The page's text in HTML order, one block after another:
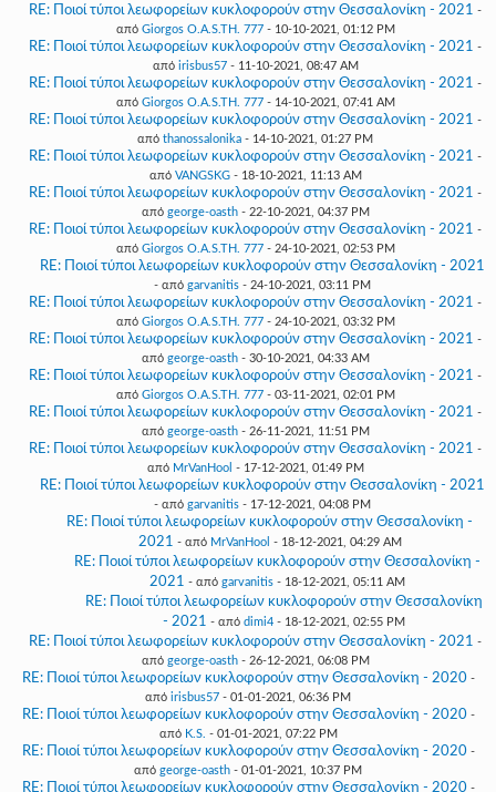
RE: Ποιοί τύποι λεωφορείων κυκλοφορούν στην Θεσσαλονίκη - 2021 -
από Giorgos O.A.S.TH. 777- 10-10-2021, 01:12 PM
RE: Ποιοί τύποι λεωφορείων κυκλοφορούν στην Θεσσαλονίκη - 2021 -
από irisbus57- 11-10-2021, 08:47 AM
RE: Ποιοί τύποι λεωφορείων κυκλοφορούν στην Θεσσαλονίκη - 2021 -
από Giorgos O.A.S.TH. 777- 14-10-2021, 07:41 AM
RE: Ποιοί τύποι λεωφορείων κυκλοφορούν στην Θεσσαλονίκη - 2021 -
από thanossalonika - 14-10-2021, 01:27 PM
RE: Ποιοί τύποι λεωφορείων κυκλοφορούν στην Θεσσαλονίκη - 2021 -
από VANGSKG- 18-10-2021, 11:13 AM
RE: Ποιοί τύποι λεωφορείων κυκλοφορούν στην Θεσσαλονίκη - 2021 -
από george-oasth- 22-10-2021, 04:37 PM
RE: Ποιοί τύποι λεωφορείων κυκλοφορούν στην Θεσσαλονίκη - 2021 -
από Giorgos O.A.S.TH. 777- 24-10-2021, 02:53 PM
RE: Ποιοί τύποι λεωφορείων κυκλοφορούν στην Θεσσαλονίκη - 2021
- από garvanitis - 24-10-2021, 03:11 PM
RE: Ποιοί τύποι λεωφορείων κυκλοφορούν στην Θεσσαλονίκη - 2021 -
από Giorgos O.A.S.TH. 777- 24-10-2021, 03:32 PM
RE: Ποιοί τύποι λεωφορείων κυκλοφορούν στην Θεσσαλονίκη - 2021 -
από george-oasth- 30-10-2021, 04:33 AM
RE: Ποιοί τύποι λεωφορείων κυκλοφορούν στην Θεσσαλονίκη - 2021 -
από Giorgos O.A.S.TH. 777- 03-11-2021, 02:01 PM
RE: Ποιοί τύποι λεωφορείων κυκλοφορούν στην Θεσσαλονίκη - 2021 -
από george-oasth- 26-11-2021, 11:51 PM
RE: Ποιοί τύποι λεωφορείων κυκλοφορούν στην Θεσσαλονίκη - 2021 -
από MrVanHool - 17-12-2021, 01:49 PM
RE: Ποιοί τύποι λεωφορείων κυκλοφορούν στην Θεσσαλονίκη - 2021
- από garvanitis - 17-12-2021, 04:08 PM
RE: Ποιοί τύποι λεωφορείων κυκλοφορούν στην Θεσσαλονίκη -
2021 - από MrVanHool - 18-12-2021, 04:29 AM
RE: Ποιοί τύποι λεωφορείων κυκλοφορούν στην Θεσσαλονίκη -
2021 - από garvanitis- 18-12-2021, 05:11 AM
RE: Ποιοί τύποι λεωφορείων κυκλοφορούν στην Θεσσαλονίκη
- 2021 - από dimi4 - 18-12-2021, 02:55 PM
RE: Ποιοί τύποι λεωφορείων κυκλοφορούν στην Θεσσαλονίκη - 2021 -
από george-oasth- 26-12-2021, 06:08 PM
RE: Ποιοί τύποι λεωφορείων κυκλοφορούν στην Θεσσαλονίκη - 2020 -
από irisbus57 - 01-01-2021, 06:36 PM
RE: Ποιοί τύποι λεωφορείων κυκλοφορούν στην Θεσσαλονίκη - 2020 -
από K.S. - 01-01-2021, 07:22 PM
RE: Ποιοί τύποι λεωφορείων κυκλοφορούν στην Θεσσαλονίκη - 2020 -
από george-oasth - 01-01-2021, 10:37 PM
RE: Ποιοί τύποι λεωφορείων κυκλοφορούν στην Θεσσαλονίκη - 2020 -